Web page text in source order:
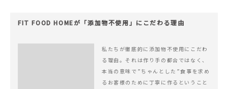
FIT FOOD HOMEが「添加物不使用」にこだわる理由
私たちが徹底的に添加物不使用にこだわ
る理由。それは作り手の都合ではなく、
本当の意味で”ちゃんとした”食事を求め
るお客様のために丁寧に作るということ